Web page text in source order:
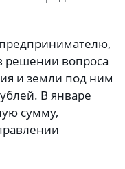
предпринимателю,
решении вопроса
и земли под ним
В январе
сумму,